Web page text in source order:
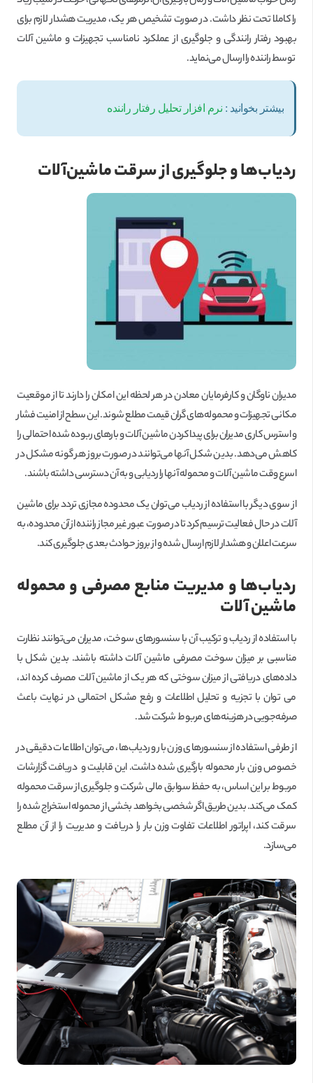
را کاملا تحت نظر داشت. در صورت تشخیص هر یک، مدیریت هشدار لازم برای
بهبود رفتار رانندگی و جلوگیری از عملکرد نامناسب تجهیزات و ماشین آلات
توسط راننده را ارسال می‌نماید.
بیشتر بخوانید : نرم افزار تحلیل رفتار راننده
ردیاب‌ها و جلوگیری از سرقت ماشین‌آلات
مدیران ناوگان و کارفرمایان معادن در هر لحظه این امکان را دارند تا از موقعیت
مکانی تجهیزات و محموله‌های گران قیمت مطلع شوند. این سطح از امنیت فشار
و استرس کاری مدیران برای پیدا کردن ماشین آلات و بارهای ربوده شده احتمالی را
کاهش می‌دهد. بدین شکل آنها می‌توانند در صورت بروز هر گونه مشکل در
اسرع وقت ماشین آلات و محموله آنها را ردیابی و به آن دسترسی داشته باشند.
از سوی دیگر با استفاده از ردیاب می‌توان یک محدوده مجازی تردد برای ماشین
آلات در حال فعالیت ترسیم کرد تا در صورت عبور غیر مجاز راننده از آن محدوده، به
سرعت اعلان و هشدار لازم ارسال شده و از بروز حوادث بعدی جلوگیری کند.
ردیاب‌ها و مدیریت منابع مصرفی و محموله
ماشین آلات
با استفاده از ردیاب و ترکیب آن با سنسورهای سوخت، مدیران می‌توانند نظارت
مناسبی بر میزان سوخت مصرفی ماشین آلات داشته باشند. بدین شکل با
داده‌های دریافتی از میزان سوختی که هر یک از ماشین آلات مصرف کرده اند،
می توان با تجزیه و تحلیل اطلاعات و رفع مشکل احتمالی در نهایت باعث
صرفه‌جویی در هزینه‌های مربوط شرکت شد.
از طرفی استفاده از سنسورهای وزن بار و ردیاب‌ها، می‌توان اطلاعات دقیقی در
خصوص وزن بار محموله بارگیری شده داشت. این قابلیت و دریافت گزارشات
مربوط بر این اساس، به حفظ سوابق مالی شرکت و جلوگیری از سرقت محموله
کمک می‌کند. بدین طریق اگر شخصی بخواهد بخشی از محموله استخراج شده را
سرقت کند، اپراتور اطلاعات تفاوت وزن بار را دریافت و مدیریت را از آن مطلع
می‌سازد.